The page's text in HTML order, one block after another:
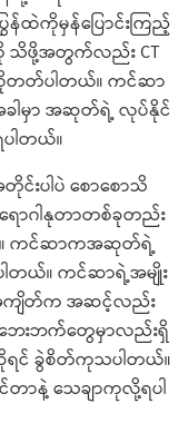
ကိုမှန်ပြောင်းကြည့်
သိဖို့အတွက်လည်း CT
ဖို့လိုတတ်ပါတယ်။ ကင်ဆာ
ခါမှာ အဆုတ်ရဲ့ လုပ်နိုင်
ပါတယ်။
ပါပဲ စောစောသိ
ောဂါနုတာတစ်ခုတည်း
။ ကင်ဆာကအဆုတ်ရဲ့
တယ်။ ကင်ဆာရဲ့အမျိုး
ကျိတ်က အဆင့်လည်း
းဘက်တွေမှာလည်းရှိ
ရင် ခွဲစိတ်ကုသပါတယ်။
ာနဲ့ သေချာကုလို့ရပါ